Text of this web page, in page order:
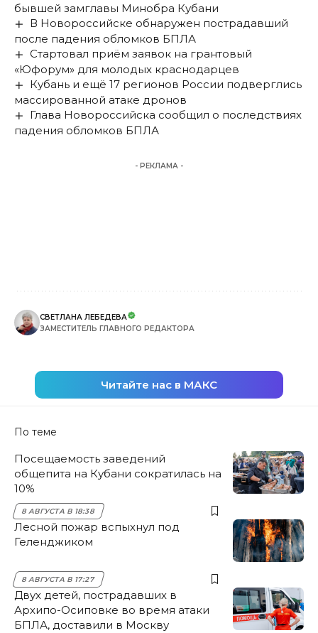
бывшей замглавы Минобра Кубани
В Новороссийске обнаружен пострадавший
после падения обломков БПЛА
Стартовал приём заявок на грантовый
«Юфорум» для молодых краснодарцев
Кубань и ещё 17 регионов России подверглись
массированной атаке дронов
Глава Новороссийска сообщил о последствиях
падения обломков БПЛА
- РЕКЛАМА -
СВЕТЛАНА ЛЕБЕДЕВА
ЗАМЕСТИТЕЛЬ ГЛАВНОГО РЕДАКТОРА
Читайте нас в МАКС
По теме
Посещаемость заведений
общепита на Кубани сократилась на
10%
8 АВГУСТА В 18:38
Лесной пожар вспыхнул под
Геленджиком
8 АВГУСТА В 17:27
Двух детей, пострадавших в
Архипо-Осиповке во время атаки
БПЛА, доставили в Москву